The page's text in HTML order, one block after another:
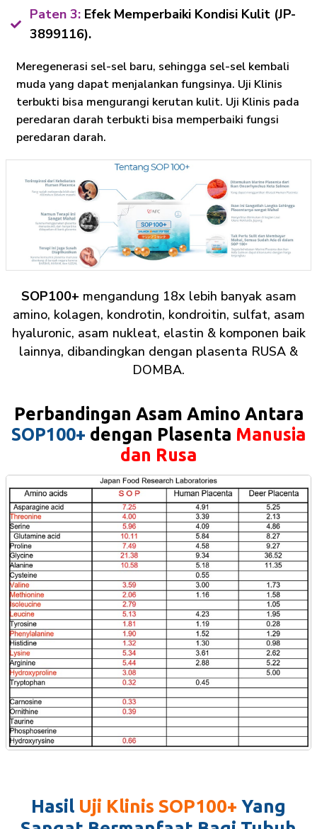
Paten 3:Efek Memperbaiki Kondisi Kulit (JP-
3899116).
Meregenerasi sel-sel baru, sehingga sel-sel kembali
muda yang dapat menjalankan fungsinya. Uji Klinis
terbukti bisa mengurangi kerutan kulit. Uji Klinis pada
peredaran darah terbukti bisa memperbaiki fungsi
peredaran darah.
SOP100+ mengandung 18x lebih banyak asam
amino, kolagen, kondrotin, kondroitin, sulfat, asam
hyaluronic, asam nukleat, elastin & komponen baik
lainnya, dibandingkan dengan plasenta RUSA &
DOMBA.
Perbandingan Asam Amino Antara
SOP100+ dengan Plasenta Manusia
dan Rusa
Hasil Uji Klinis SOP100+ Yang